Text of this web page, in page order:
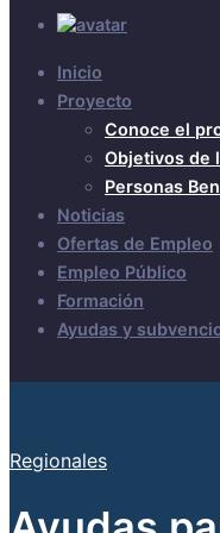
Inicio
Proyecto
Conoce el
Objetivos de
Personas
Noticias
Ofertas de Empleo
Empleo Público
Formación
Ayudas y
Regionales